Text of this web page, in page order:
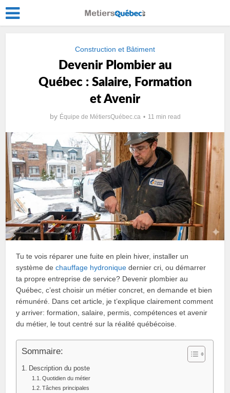
Construction et Bâtiment
Devenir Plombier au
Québec : Salaire, Formation
et Avenir
by Équipe de MétiersQuébec.ca 11 min read
Tu te vois réparer une fuite en plein hiver, installer un
système dechauffage hydronique dernier cri, ou démarrer
ta propre entreprise de service? Devenir plombier au
Québec, c’est choisir un métier concret, en demande et bien
rémunéré. Dans cet article, je t’explique clairement comment
y arriver: formation, salaire, permis, compétences et avenir
du métier, le tout centré sur la réalité québécoise.
Sommaire:
Description du poste
Quotidien du métier
Tâches principales